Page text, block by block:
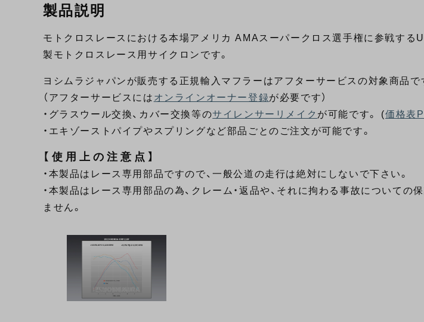
製品説明
モトクロスレースにおける本場アメリカ AMAスーパークロス選手権に参戦する
製モトクロスレース用サイクロンです。
ヨシムラジャパンが販売する正規輸入マフラーはアフターサービスの対象商品で
（アフターサービスには オンラインオーナー登録が必要です）
・グラスウール交換、カバー交換等のサイレンサーリメイク が可能です。 (価格表
・エキゾーストパイプやスプリングなど部品ごとのご注文が可能です。
【使用上の注意点】
・本製品はレース専用部品ですので、一般公道の走行は絶対にしないで下さい。
・本製品はレース専用部品の為、クレーム・返品や、それに拘わる事故についての
ません。